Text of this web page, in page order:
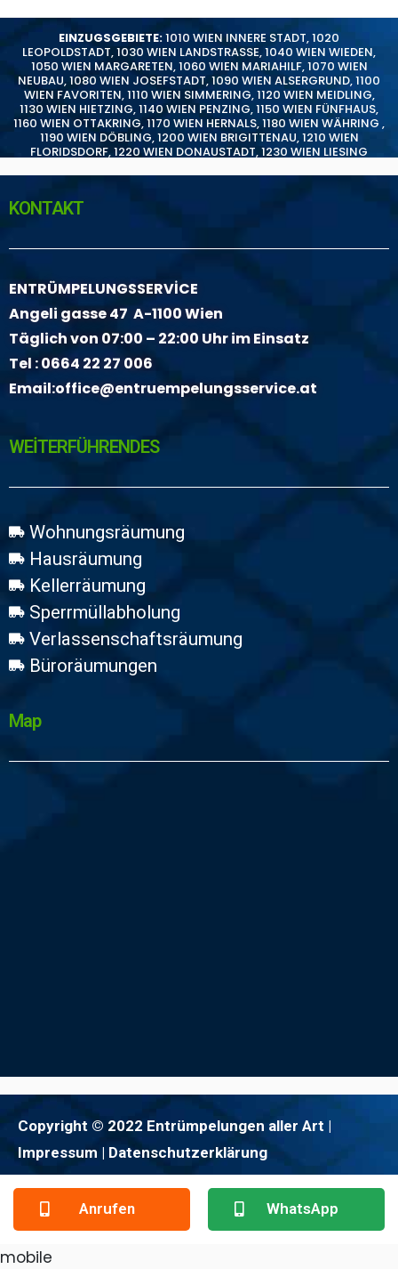
EINZUGSGEBIETE:1010 WIEN INNERE STADT,1020
LEOPOLDSTADT,1030 WIEN LANDSTRASSE,1040 WIEN WIEDEN,
1050 WIEN MARGARETEN,1060 WIEN MARIAHILF,1070 WIEN
NEUBAU,1080 WIEN JOSEFSTADT,1090 WIEN ALSERGRUND,1100
WIEN FAVORITEN,1110 WIEN SIMMERING,1120 WIEN MEIDLING,
1130 WIEN HIETZING,1140 WIEN PENZING,1150 WIEN FÜNFHAUS,
1160 WIEN OTTAKRING,1170 WIEN HERNALS,1180 WIEN WÄHRING ,
1190 WIEN DÖBLING,1200 WIEN BRIGITTENAU,1210 WIEN
FLORIDSDORF,1220 WIEN DONAUSTADT,1230 WIEN LIESING
KONTAKT
ENTRÜMPELUNGSSERVİCE
Angeli gasse 47 A-1100 Wien
Täglich von 07:00 – 22:00 Uhr im Einsatz
Tel :0664 22 27 006
Email:office@entruempelungsservice.at
WEİTERFÜHRENDES
Wohnungsräumung
Hausräumung
Kellerräumung
Sperrmüllabholung
Verlassenschaftsräumung
Büroräumungen
Map
Copyright © 2022 Entrümpelungen aller Art |
Impressum | Datenschutzerklärung
Anrufen WhatsApp